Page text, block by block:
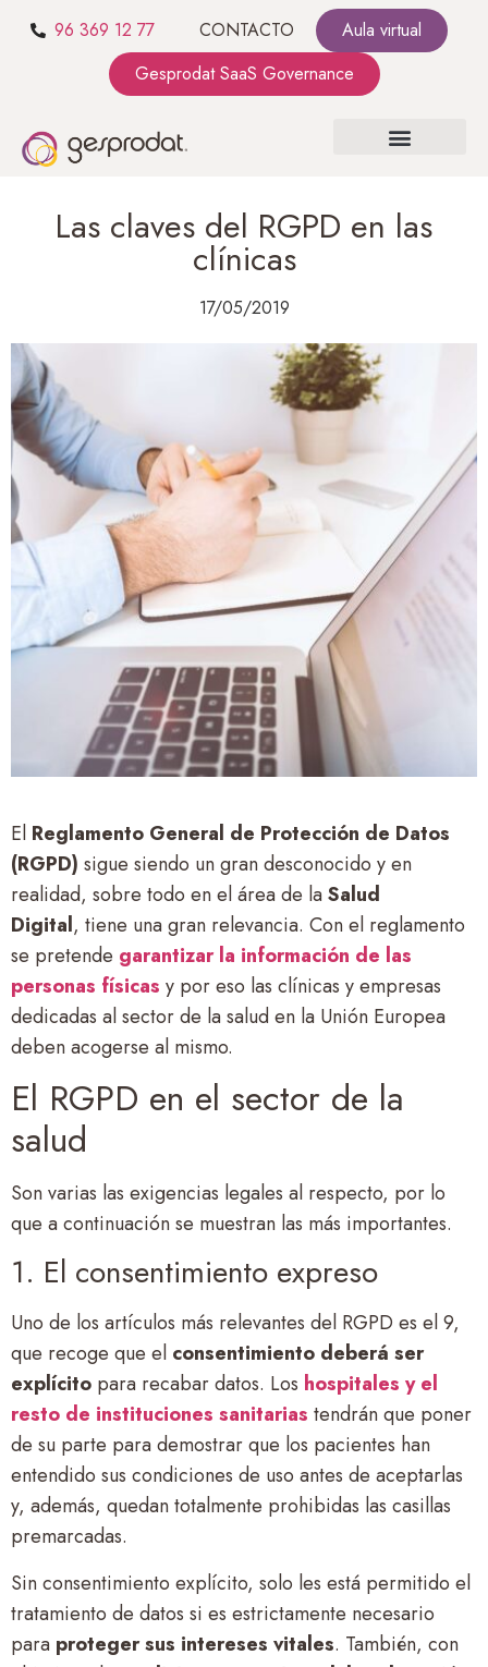
96 369 12 77 CONTACTO
Aula virtual
Gesprodat SaaS Governance
Las claves del RGPD en las
clínicas
17/05/2019
El Reglamento General de Protección de Datos
(RGPD) sigue siendo un gran desconocido y en
realidad, sobre todo en el área de laSalud
Digital, tiene una gran relevancia. Con el reglamento
se pretende garantizar la información de las
personas físicas y por eso las clínicas y empresas
dedicadas al sector de la salud en la Unión Europea
deben acogerse al mismo.
El RGPD en el sector de la
salud
Son varias las exigencias legales al respecto, por lo
que a continuación se muestran las más importantes.
1. El consentimiento expreso
Uno de los artículos más relevantes del RGPD es el 9,
que recoge que el consentimiento deberá ser
explícito para recabar datos. Los hospitales y el
resto de instituciones sanitarias tendrán que poner
de su parte para demostrar que los pacientes han
entendido sus condiciones de uso antes de aceptarlas
y, además, quedan totalmente prohibidas las casillas
premarcadas.
Sin consentimiento explícito, solo les está permitido el
tratamiento de datos si es estrictamente necesario
para proteger sus intereses vitales. También, con